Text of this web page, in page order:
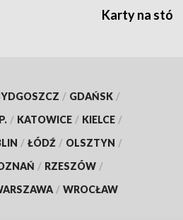
Karty na
/ GDAŃSK /
/ KATOWICE / KIELCE /
/ ŁÓDŹ / OLSZTYN /
/ RZESZÓW /
/ WROCŁAW